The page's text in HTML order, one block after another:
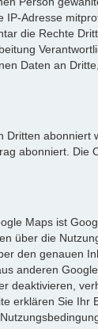
Adresse
die Rechte
Daten an
abonniert. Die
Maps ist
über die
den genauen
anderen
erklären Sie Ihr